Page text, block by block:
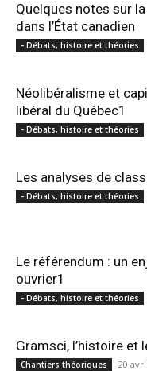
Quelques notes sur
dans l’État canadien
- Débats, histoire et théories
Néolibéralisme et
libéral du Québec1
- Débats, histoire et théories
Les analyses de
- Débats, histoire et théories
Le référendum : un
ouvrier1
- Débats, histoire et théories
Gramsci, l’histoire et
Chantiers théoriques 20